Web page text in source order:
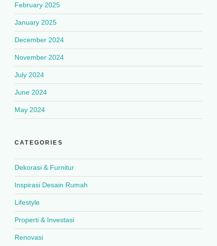
February 2025
January 2025
December 2024
November 2024
July 2024
June 2024
May 2024
CATEGORIES
Dekorasi & Furnitur
Inspirasi Desain Rumah
Lifestyle
Properti & Investasi
Renovasi